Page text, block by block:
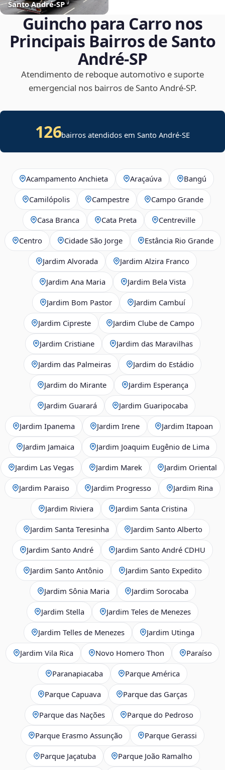
Santo André‑SP
Guincho para Carro nos
Principais Bairros de Santo
André‑SP
Atendimento de reboque automotivo e suporte
emergencial nos bairros de Santo André‑SP.
126bairros atendidos emSanto André-SE
Acampamento Anchieta Araçaúva Bangú
Camilópolis Campestre Campo Grande
Casa Branca Cata Preta Centreville
Centro Cidade São Jorge Estância Rio Grande
Jardim Alvorada Jardim Alzira Franco
Jardim Ana Maria Jardim Bela Vista
Jardim Bom Pastor Jardim Cambuí
Jardim Cipreste Jardim Clube de Campo
Jardim Cristiane Jardim das Maravilhas
Jardim das Palmeiras Jardim do Estádio
Jardim do Mirante Jardim Esperança
Jardim Guarará Jardim Guaripocaba
Jardim Ipanema Jardim Irene Jardim Itapoan
Jardim Jamaica Jardim Joaquim Eugênio de Lima
Jardim Las Vegas Jardim Marek Jardim Oriental
Jardim Paraiso Jardim Progresso Jardim Rina
Jardim Riviera Jardim Santa Cristina
Jardim Santa Teresinha Jardim Santo Alberto
Jardim Santo André Jardim Santo André CDHU
Jardim Santo Antônio Jardim Santo Expedito
Jardim Sônia Maria Jardim Sorocaba
Jardim Stella Jardim Teles de Menezes
Jardim Telles de Menezes Jardim Utinga
Jardim Vila Rica Novo Homero Thon Paraíso
Paranapiacaba Parque América
Parque Capuava Parque das Garças
Parque das Nações Parque do Pedroso
Parque Erasmo Assunção Parque Gerassi
Parque Jaçatuba Parque João Ramalho